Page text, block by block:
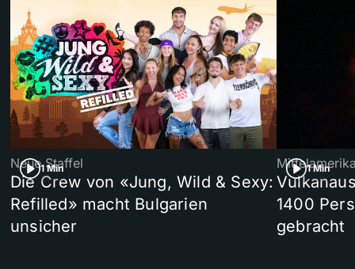
1 Min
Neue Staffel
Die Crew von «Jung, Wild & Sexy:
Refilled» macht Bulgarien
unsicher
1 Min
1400
gebracht